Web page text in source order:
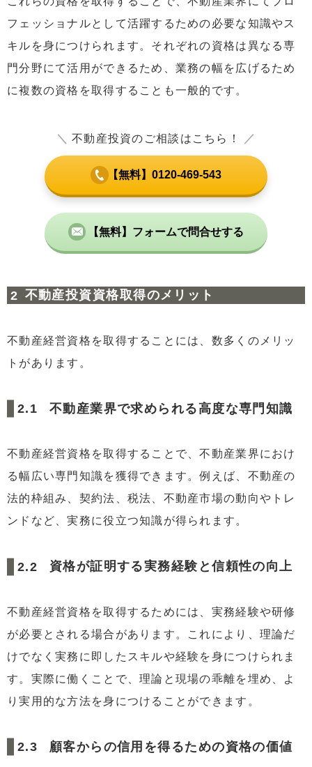
フェッショナルとして活躍するための必要な知識やス
キルを身につけられます。それぞれの資格は異なる専
門分野にて活用ができるため、業務の幅を広げるため
に複数の資格を取得することも一般的です。
＼ 不動産投資のご相談はこちら！ ／
【無料】0120-469-543
【無料】フォームで問合せする
不動産投資資格取得のメリット
不動産経営資格を取得することには、数多くのメリッ
トがあります。
不動産業界で求められる高度な専門知識
不動産経営資格を取得することで、不動産業界におけ
る幅広い専門知識を獲得できます。例えば、不動産の
法的枠組み、契約法、税法、不動産市場の動向やトレ
ンドなど、実務に役立つ知識が得られます。
資格が証明する実務経験と信頼性の向上
不動産経営資格を取得するためには、実務経験や研修
が必要とされる場合があります。これにより、理論だ
けでなく実務に即したスキルや経験を身につけられま
す。実際に働くことで、理論と現場の乖離を埋め、よ
り実用的な方法を身につけることができます。
顧客からの信用を得るための資格の価値